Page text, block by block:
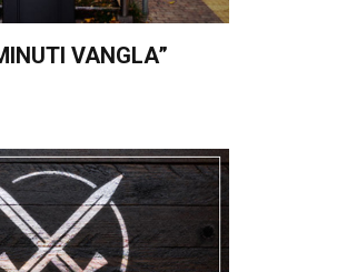
VANGLA”